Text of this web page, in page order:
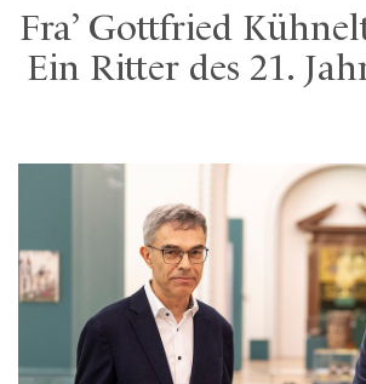
Fra’ Gottfried
Ein Ritter des 21.